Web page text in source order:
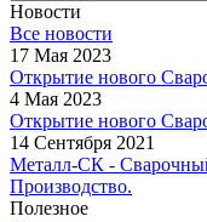
Новости
Все новости
17 Мая 2023
Открытие нового
4 Мая 2023
Открытие нового
14 Сентября 2021
Металл-СК -
Производство.
Полезное